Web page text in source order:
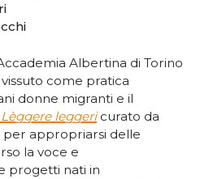
Albertina di Torino
come pratica
donne migranti e il
Lèggere leggericurato da
per appropriarsi delle
la voce e
progetti nati in